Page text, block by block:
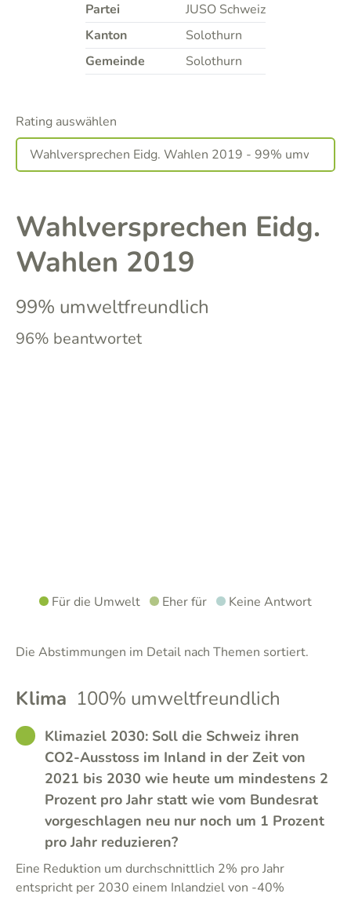
Partei
JUSO Schweiz
Kanton
Solothurn
Gemeinde
Solothurn
Rating auswählen
Wahlversprechen Eidg.
Wahlen 2019
99% umweltfreundlich
96% beantwortet
Für die Umwelt Eher für Keine Antwort
Die Abstimmungen im Detail nach Themen sortiert.
Klima 100% umweltfreundlich
GOODKlimaziel 2030: Soll die Schweiz ihren
CO2-Ausstoss im Inland in der Zeit von
2021 bis 2030 wie heute um mindestens 2
Prozent pro Jahr statt wie vom Bundesrat
vorgeschlagen neu nur noch um 1 Prozent
pro Jahr reduzieren?
Eine Reduktion um durchschnittlich 2% pro Jahr
entspricht per 2030 einem Inlandziel von -40%